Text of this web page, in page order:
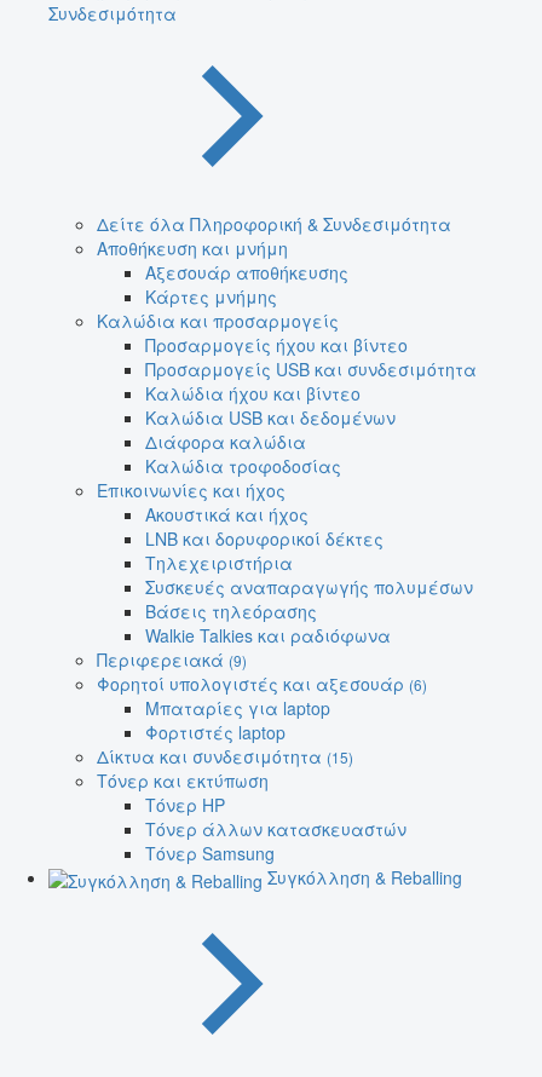
Συνδεσιμότητα
Δείτε όλα Πληροφορική & Συνδεσιμότητα
Αποθήκευση και μνήμη
Αξεσουάρ αποθήκευσης
Κάρτες μνήμης
Καλώδια και προσαρμογείς
Προσαρμογείς ήχου και βίντεο
Προσαρμογείς USB και συνδεσιμότητα
Καλώδια ήχου και βίντεο
Καλώδια USB και δεδομένων
Διάφορα καλώδια
Καλώδια τροφοδοσίας
Επικοινωνίες και ήχος
Ακουστικά και ήχος
LNB και δορυφορικοί δέκτες
Τηλεχειριστήρια
Συσκευές αναπαραγωγής πολυμέσων
Βάσεις τηλεόρασης
Walkie Talkies και ραδιόφωνα
Περιφερειακά (9)
Φορητοί υπολογιστές και αξεσουάρ (6)
Μπαταρίες για laptop
Φορτιστές laptop
Δίκτυα και συνδεσιμότητα (15)
Τόνερ και εκτύπωση
Τόνερ HP
Τόνερ άλλων κατασκευαστών
Τόνερ Samsung
Συγκόλληση & Reballing